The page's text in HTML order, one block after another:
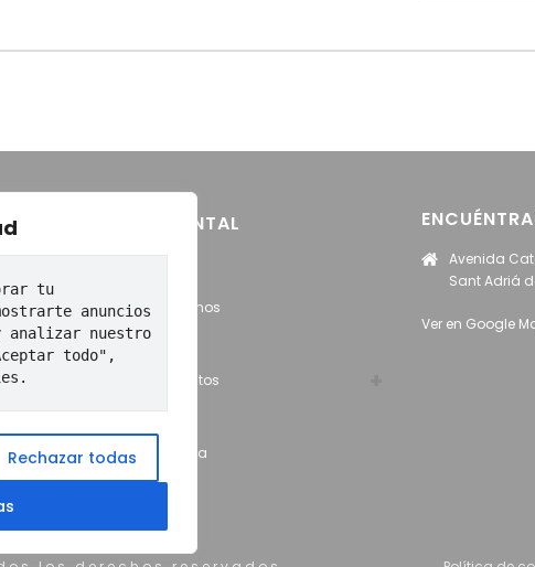
tu
anuncios
analizar nuestro
todo",
Rechazar todas
TOT DENTAL
Conócenos
Equipo
Tratamientos
Contacta
Avenida
Sant Adriá
Ver en Google